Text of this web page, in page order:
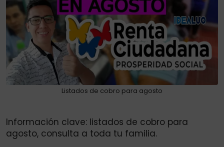
Listados de cobro para agosto
Información clave: listados de cobro para
agosto, consulta a toda tu familia.